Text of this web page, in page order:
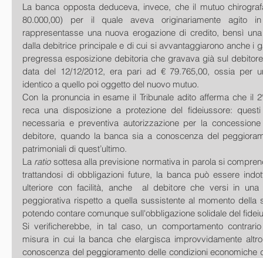
La banca opposta deduceva, invece, che il mutuo
80.000,00) per il quale aveva originariamente agito
rappresentasse una nuova erogazione di credito, bensì
dalla debitrice principale e di cui si avvantaggiarono anche i
pregressa esposizione debitoria che gravava già sul
data del 12/12/2012, era pari ad € 79.765,00, ossia per
identico a quello poi oggetto del nuovo mutuo.
Con la pronuncia in esame il Tribunale adito afferma che il
reca una disposizione a protezione del fideiussore:
necessaria e preventiva autorizzazione per la
debitore, quando la banca sia a conoscenza del
patrimoniali di quest’ultimo.
La ratio sottesa alla previsione normativa in parola si
trattandosi di obbligazioni future, la banca può essere
ulteriore con facilità, anche  al debitore che versi in una
peggiorativa rispetto a quella sussistente al momento della
potendo contare comunque sull'obbligazione solidale del
Si verificherebbe, in tal caso, un comportamento
misura in cui la banca che elargisca improvvidamente
conoscenza del peggioramento delle condizioni economiche